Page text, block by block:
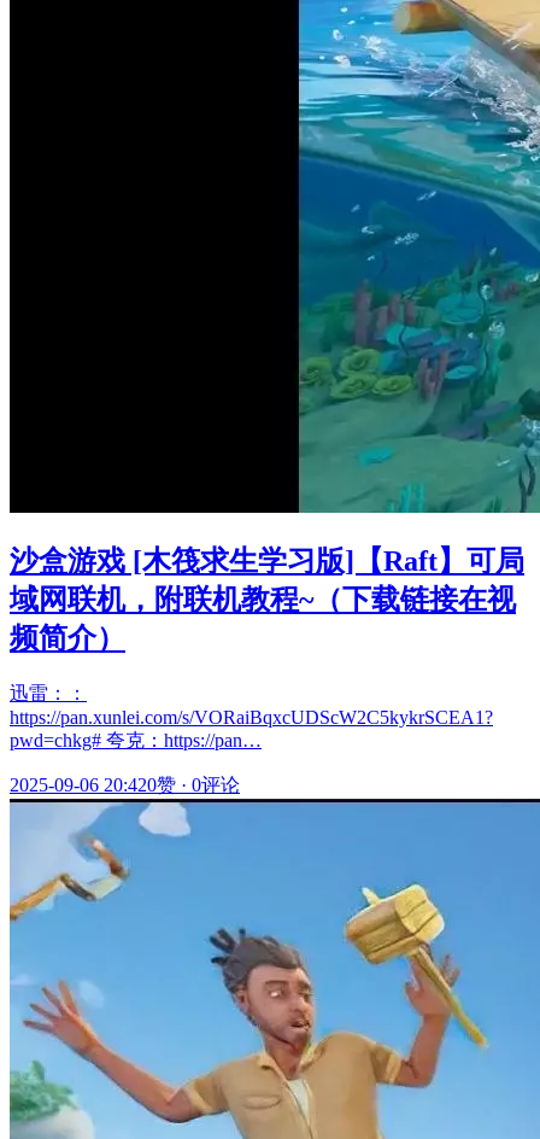
沙盒游戏 [木筏求生学习版]【Raft】可局
域网联机，附联机教程~（下载链接在视
频简介）
迅雷：：
https://pan.xunlei.com/s/VORaiBqxcUDScW2C5kykrSCEA1?
pwd=chkg# 夸克：https://pan…
2025-09-06 20:420赞 · 0评论